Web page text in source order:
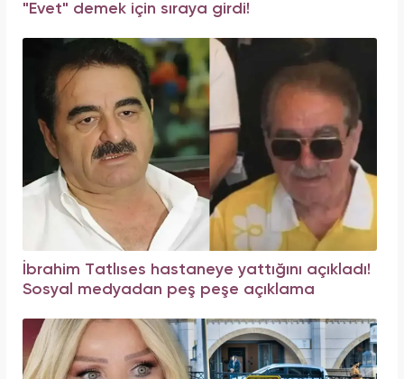
"Evet" demek için sıraya girdi!
İbrahim Tatlıses hastaneye yattığını açıkladı!
Sosyal medyadan peş peşe açıklama